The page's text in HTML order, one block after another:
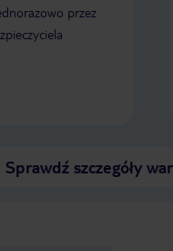
przez
Sprawdź szczegóły